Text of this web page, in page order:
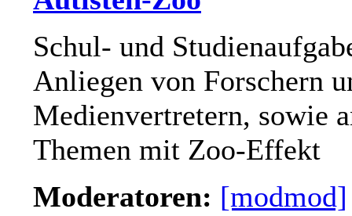
Schul- und
Anliegen von Forschern
Medienvertretern, sowie
Themen mit Zoo-Effekt
Moderatoren: [modmod]